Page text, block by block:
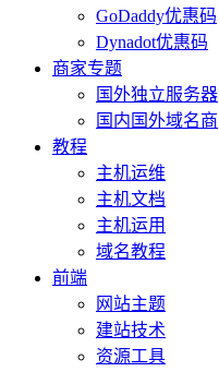
GoDaddy优惠码
Dynadot优惠码
商家专题
国外独立服务器
国内国外域名商
教程
主机运维
主机文档
主机运用
域名教程
前端
网站主题
建站技术
资源工具